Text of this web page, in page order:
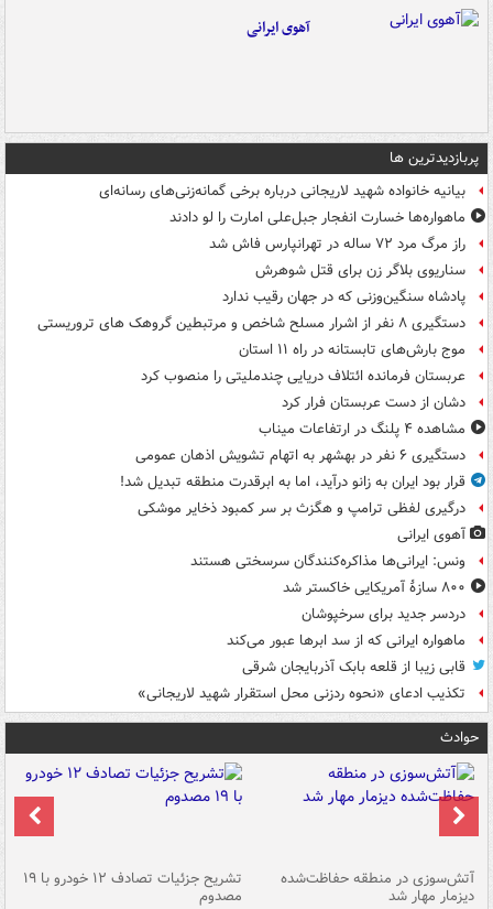
آهوی ایرانی
پربازدیدترین ها
بیانیه خانواده شهید لاریجانی درباره برخی گمانه‌زنی‌های رسانه‌ای
ماهواره‌ها خسارت انفجار جبل‌علی امارت را لو دادند
راز مرگ مرد ۷۲ ساله در تهرانپارس فاش شد
سناریوی بلاگر زن برای قتل شوهرش
پادشاه سنگین‌وزنی که در جهان رقیب ندارد
دستگیری ۸ نفر از اشرار مسلح شاخص و مرتبطین گروهک های تروریستی
موج بارش‌های تابستانه در راه ۱۱ استان
عربستان فرمانده ائتلاف دریایی چندملیتی را منصوب کرد
دشان از دست عربستان فرار کرد
مشاهده ۴ پلنگ در ارتفاعات میناب
دستگیری ۶ نفر در بهشهر به اتهام تشویش اذهان عمومی
قرار بود ایران به زانو درآید، اما به ابرقدرت منطقه تبدیل شد!
درگیری لفظی ترامپ و هگزث بر سر کمبود ذخایر موشکی
آهوی ایرانی
ونس: ایرانی‌ها مذاکره‌کنندگان سرسختی هستند
۸۰۰ سازۀ آمریکایی خاکستر شد
دردسر جدید برای سرخپوشان
ماهواره ایرانی که از سد ابرها عبور می‌کند
قابی زیبا از قلعه بابک آذربایجان شرقی
تکذیب ادعای «نحوه ردزنی محل استقرار شهید لاریجانی»
حوادث
آتش‌سوزی در منطقه حفاظت‌شده
دیزمار مهار شد
تشریح جزئیات تصادف ۱۲ خودرو با ۱۹
مصدوم